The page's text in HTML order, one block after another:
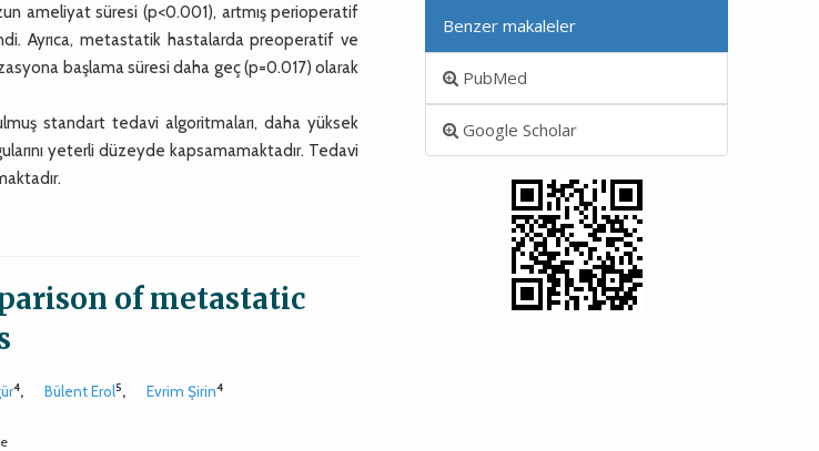
ameliyat süresi (p<0.001), artmış perioperatif
Ayrıca, metastatik hastalarda preoperatif ve
başlama süresi daha geç (p=0.017) olarak
standart tedavi algoritmaları, daha yüksek
yeterli düzeyde kapsamamaktadır. Tedavi
of metastatic
4, Bülent Erol5, Evrim Şirin4
Benzer makaleler
PubMed
Google Scholar